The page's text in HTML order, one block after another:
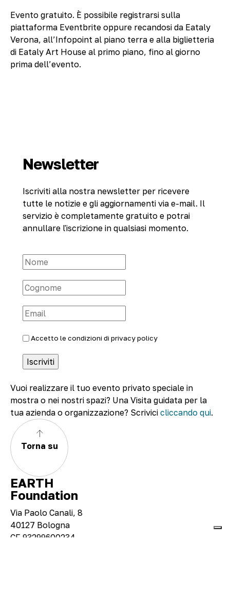
Evento gratuito. È possibile registrarsi sulla
piattaforma Eventbrite oppure recandosi da Eataly
Verona, all’Infopoint al piano terra e alla biglietteria
di Eataly Art House al primo piano, fino al giorno
prima dell’evento.
Newsletter
Iscriviti alla nostra newsletter per ricevere
tutte le notizie e gli aggiornamenti via e-mail. Il
servizio è completamente gratuito e potrai
annullare l'iscrizione in qualsiasi momento.
Accetto le condizioni di privacy policy
Vuoi realizzare il tuo evento privato speciale in
mostra o nei nostri spazi? Una Visita guidata per la
tua azienda o organizzazione? Scrivici cliccando qui.
Torna su
EARTH
Foundation
Via Paolo Canali, 8
40127 Bologna
CF 93299600234